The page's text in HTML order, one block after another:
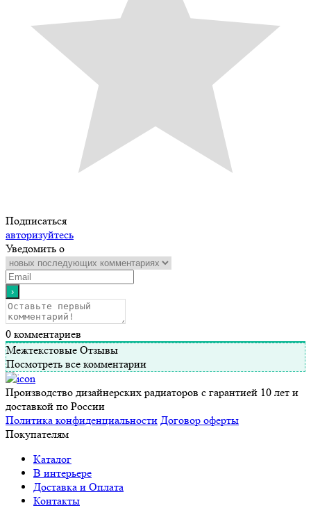
Подписаться
авторизуйтесь
Уведомить о
0 комментариев
Межтекстовые Отзывы
Посмотреть все комментарии
Производство дизайнерских радиаторов с гарантией 10 лет и
доставкой по России
Политика конфиденциальности Договор оферты
Покупателям
Каталог
В интерьере
Доставка и Оплата
Контакты